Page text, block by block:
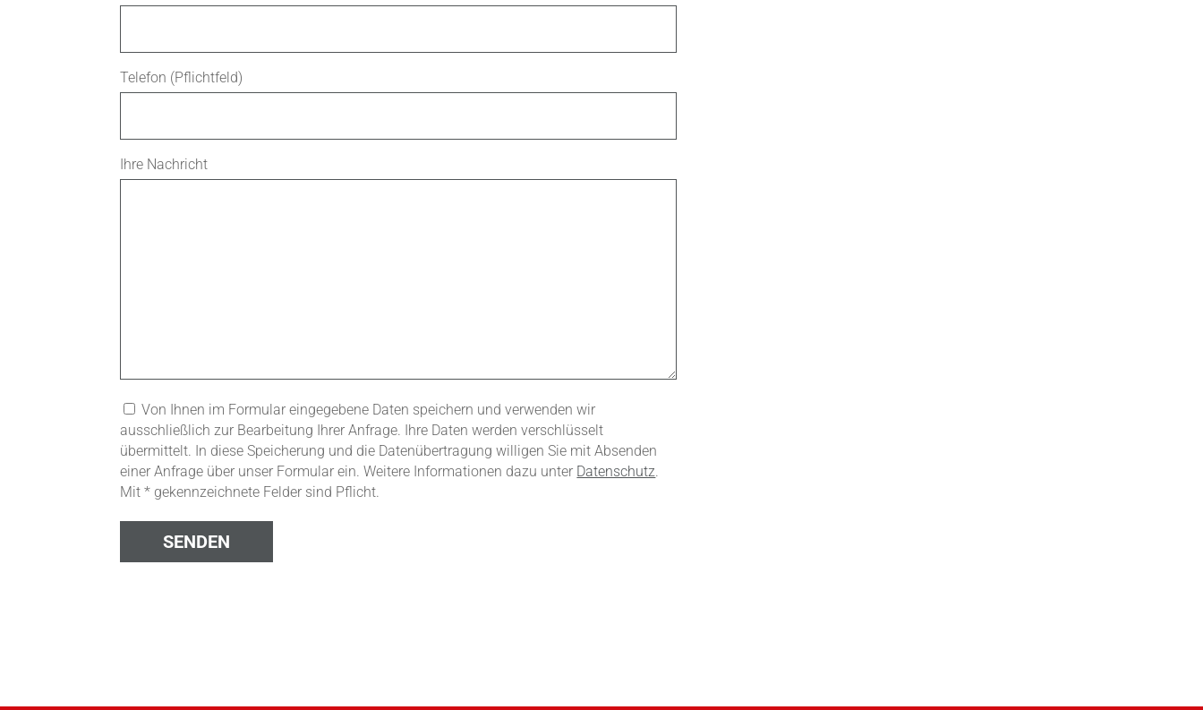
Telefon (Pflichtfeld)
Ihre Nachricht
Von Ihnen im Formular eingegebene Daten speichern und verwenden wir
ausschließlich zur Bearbeitung Ihrer Anfrage. Ihre Daten werden verschlüsselt
übermittelt. In diese Speicherung und die Datenübertragung willigen Sie mit Absenden
einer Anfrage über unser Formular ein. Weitere Informationen dazu unter Datenschutz.
Mit * gekennzeichnete Felder sind Pflicht.